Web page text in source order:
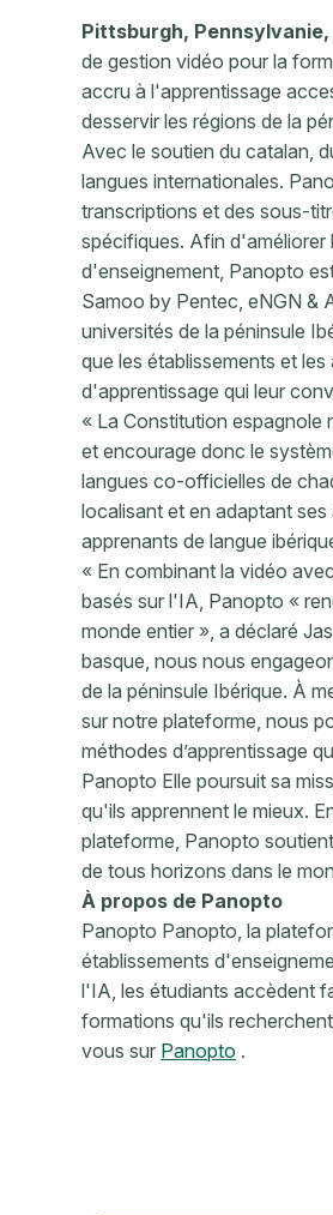
Pittsburgh, Pennsylvanie,
de gestion vidéo pour la
accru à l'apprentissage
desservir les régions de la
Avec le soutien du catalan,
langues internationales.
transcriptions et des sous-
spécifiques. Afin d'améliorer
d'enseignement, Panopto
Samoo by Pentec, eNGN &
universités de la péninsule
que les établissements et
d'apprentissage qui leur
« La Constitution espagnole
et encourage donc le
langues co-officielles de
localisant et en adaptant
apprenants de langue
« En combinant la vidéo
basés sur l'IA, Panopto «
monde entier », a déclaré
basque, nous nous
de la péninsule Ibérique. À
sur notre plateforme, nous
méthodes d’apprentissage
Panopto Elle poursuit sa
qu'ils apprennent le mieux.
plateforme, Panopto
de tous horizons dans le
À propos de Panopto
Panopto Panopto, la
établissements
l'IA, les étudiants accèdent
formations qu'ils
vous sur Panopto .